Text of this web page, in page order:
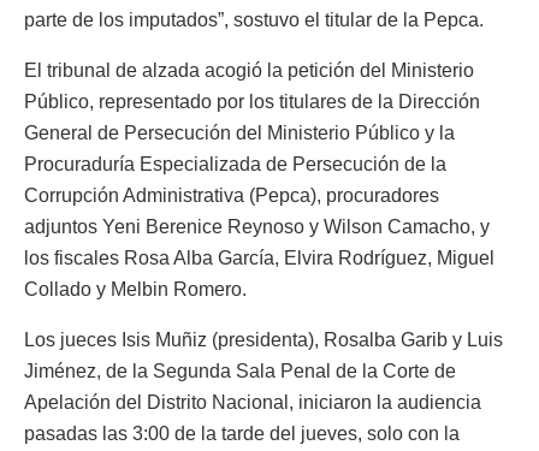
parte de los imputados”, sostuvo el titular de la Pepca.
El tribunal de alzada acogió la petición del Ministerio
Público, representado por los titulares de la Dirección
General de Persecución del Ministerio Público y la
Procuraduría Especializada de Persecución de la
Corrupción Administrativa (Pepca), procuradores
adjuntos Yeni Berenice Reynoso y Wilson Camacho, y
los fiscales Rosa Alba García, Elvira Rodríguez, Miguel
Collado y Melbin Romero.
Los jueces Isis Muñiz (presidenta), Rosalba Garib y Luis
Jiménez, de la Segunda Sala Penal de la Corte de
Apelación del Distrito Nacional, iniciaron la audiencia
pasadas las 3:00 de la tarde del jueves, solo con la